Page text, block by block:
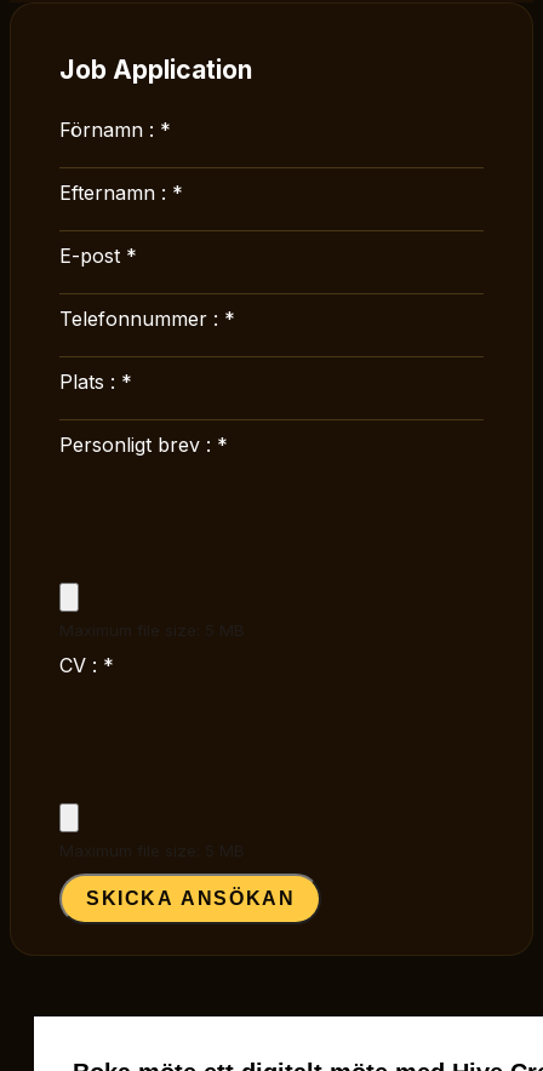
Job Application
Förnamn : *
Efternamn : *
E-post *
Telefonnummer : *
Plats : *
Personligt brev : *
CV : *
SKICKA ANSÖKAN